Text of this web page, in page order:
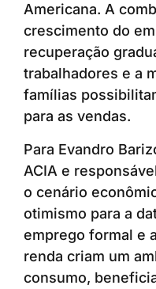
Americana. A
crescimento do
recuperação
trabalhadores e a
famílias
para as vendas.
Para Evandro
ACIA e
o cenário
otimismo para a
emprego formal e
renda criam um
consumo,